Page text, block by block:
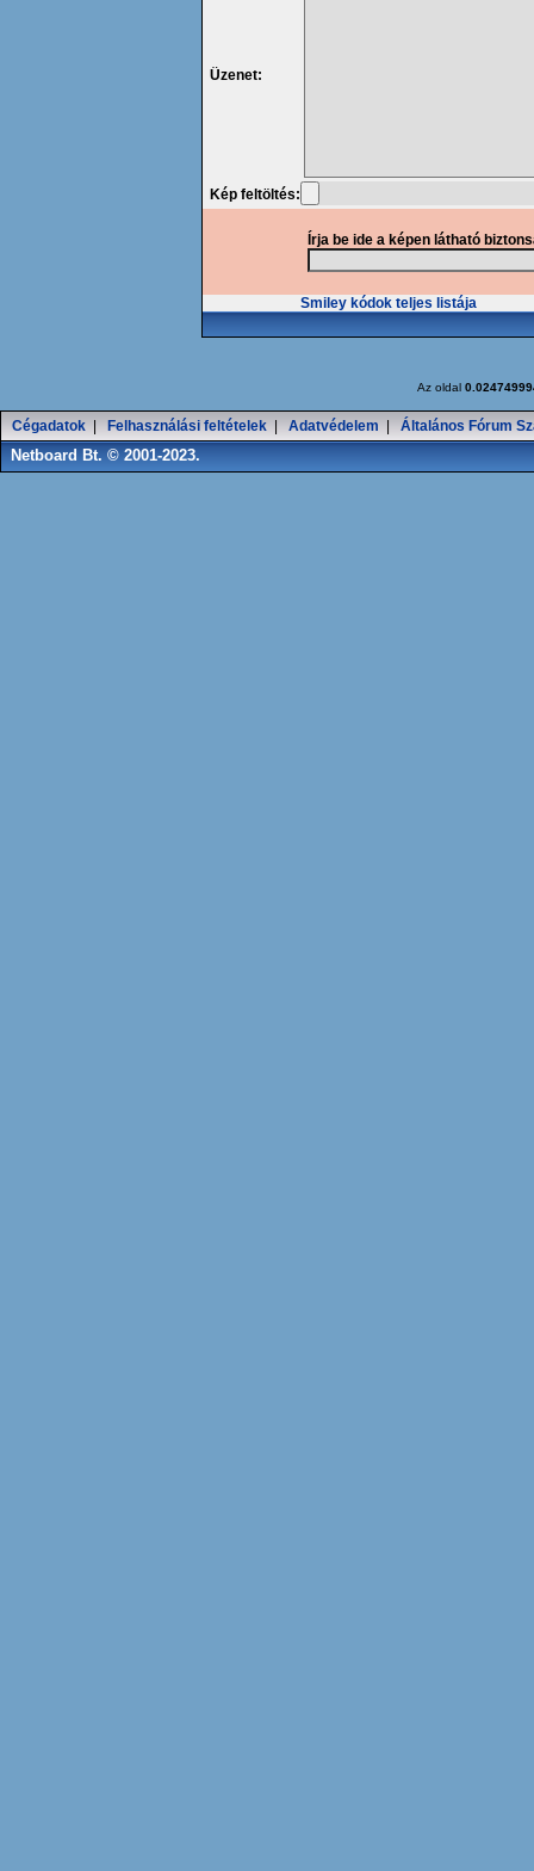
Üzenet:
Kép feltöltés:
Írja be ide a képen látható
Smiley kódok teljes listája
Az oldal
Cégadatok Felhasználási feltételek Adatvédelem Általános Fórum
Netboard Bt. © 2001-2023.